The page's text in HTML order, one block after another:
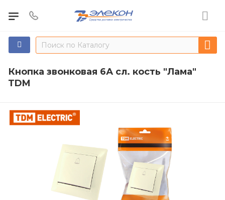
Кнопка звонковая 6А сл. кость "Лама"
TDM